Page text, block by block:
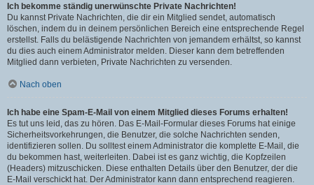
Ich bekomme ständig unerwünschte Private Nachrichten!
Du kannst Private Nachrichten, die dir ein Mitglied sendet, automatisch
löschen, indem du in deinem persönlichen Bereich eine entsprechende Regel
erstellst. Falls du belästigende Nachrichten von jemandem erhältst, so kannst
du dies auch einem Administrator melden. Dieser kann dem betreffenden
Mitglied dann verbieten, Private Nachrichten zu versenden.
Nach oben
Ich habe eine Spam-E-Mail von einem Mitglied dieses Forums erhalten!
Es tut uns leid, das zu hören. Das E-Mail-Formular dieses Forums hat einige
Sicherheitsvorkehrungen, die Benutzer, die solche Nachrichten senden,
identifizieren sollen. Du solltest einem Administrator die komplette E-Mail, die
du bekommen hast, weiterleiten. Dabei ist es ganz wichtig, die Kopfzeilen
(Headers) mitzuschicken. Diese enthalten Details über den Benutzer, der die
E-Mail verschickt hat. Der Administrator kann dann entsprechend reagieren.